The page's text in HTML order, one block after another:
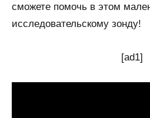
сможете помочь в этом
исследовательскому зонду!
[ad1]